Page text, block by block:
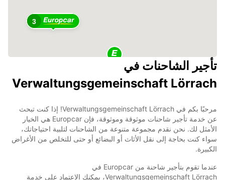
3
تأجير الشاحنات في
Verwaltungsgemeinschaft Lörrach
مرحبًا بكم في Verwaltungsgemeinschaft Lörrach! إذا كنت تبحث
عن خدمة تأجير شاحنات موثوقة وموثوقة، فإن Europcar هي الخيار
الأمثل لك. نحن نقدم مجموعة متنوعة من الشاحنات لتلبية احتياجاتك،
سواء كنت بحاجة إلى نقل الأثاث أو البضائع أو حتى للتخلص من الأغراض
الكبيرة.
عندما تقوم بتأجير شاحنة من Europcar في
Verwaltungsgemeinschaft Lörrach، يمكنك الاعتماد على خدمة